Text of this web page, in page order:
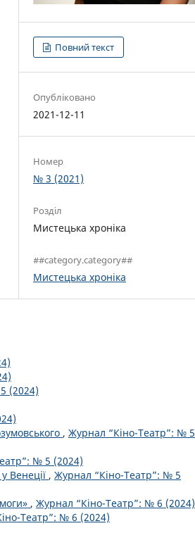
Повний текст
Опубліковано
2021-12-11
Номер
№ 3 (2021)
Розділ
Мистецька хроніка
##category.category##
Мистецька хроніка
(2024)
, Журнал “Кіно-Театр”: № 5
№ 5 (2024)
Венеції , Журнал “Кіно-Театр”: № 5
, Журнал “Кіно-Театр”: № 6 (2024)
Театр”: № 6 (2024)